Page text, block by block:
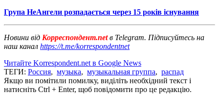
Група НеАнгели розпадається через 15 років існування
Новини від Корреспондент.netв Telegram. Підписуйтесь на
наш канал https://t.me/korrespondentnet
Читайте Korrespondent.net в Google News
ТЕГИ: Россия, музыка, музыкальная группа, распад
Якщо ви помітили помилку, виділіть необхідний текст і
натисніть Ctrl + Enter, щоб повідомити про це редакцію.